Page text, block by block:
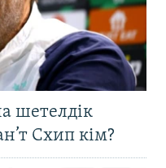
шетелдік
Схип кім?